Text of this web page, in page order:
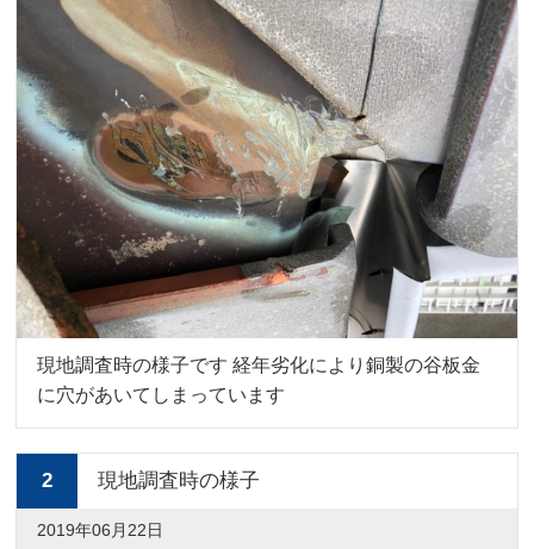
現地調査時の様子です 経年劣化により銅製の谷板金
に穴があいてしまっています
2 現地調査時の様子
2019年06月22日